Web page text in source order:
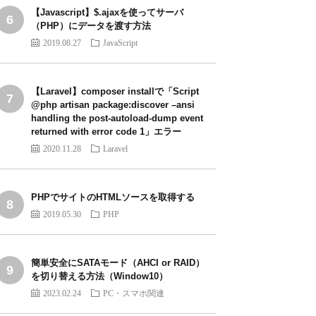
【Javascript】$.ajaxを使ってサーバ
（PHP）にデータを渡す方法
2019.08.27 JavaScript
【Laravel】composer installで「Script
@php artisan package:discover –ansi
handling the post-autoload-dump event
returned with error code 1」エラー
2020.11.28 Laravel
PHPでサイトのHTMLソースを取得する
2019.05.30 PHP
簡単安全にSATAモード（AHCI or RAID）
を切り替える方法（Window10）
2023.02.24 PC・スマホ関連